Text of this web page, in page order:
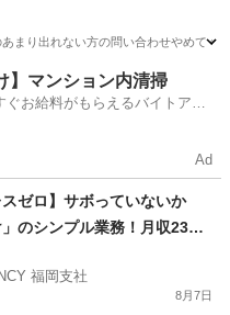
まり出れない方の問い合わせやめて
単発
】マンション内清掃
ぐお給料がもらえるバイトアプ
Ad
スゼロ】サボっていないか
」のシンプル業務！月収23万
福岡支社
8月7日